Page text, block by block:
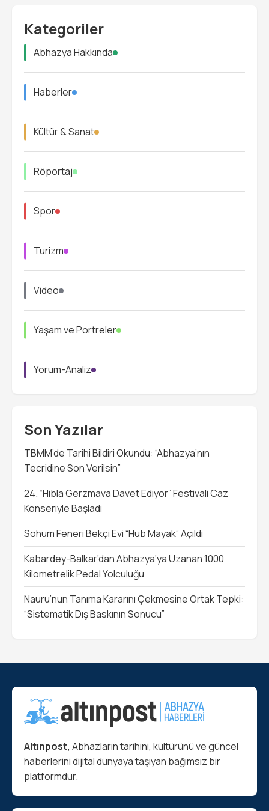
Kategoriler
Abhazya Hakkında
Haberler
Kültür & Sanat
Röportaj
Spor
Turizm
Video
Yaşam ve Portreler
Yorum-Analiz
Son Yazılar
TBMM’de Tarihi Bildiri Okundu: “Abhazya’nın
Tecridine Son Verilsin”
24. “Hibla Gerzmava Davet Ediyor” Festivali Caz
Konseriyle Başladı
Sohum Feneri Bekçi Evi “Hub Mayak” Açıldı
Kabardey-Balkar’dan Abhazya’ya Uzanan 1000
Kilometrelik Pedal Yolculuğu
Nauru’nun Tanıma Kararını Çekmesine Ortak Tepki:
“Sistematik Dış Baskının Sonucu”
Altınpost, Abhazların tarihini, kültürünü ve güncel
haberlerini dijital dünyaya taşıyan bağımsız bir
platformdur.